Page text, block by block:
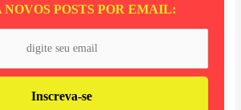
NOVOS POSTS POR EMAIL: